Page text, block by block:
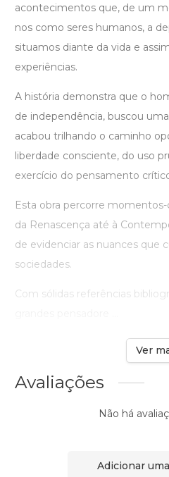
acontecimentos que, de um
nos como seres humanos, a
situamos diante da vida e
experiências.
A história demonstra que o
de independência, buscou
acabou trilhando o caminho
liberdade consciente, do uso
exercício do pensamento
Esta obra percorre
da Renascença até à
de evidenciar as nuances que
sociedades.
Com sólidas referências
Ver
Avaliações
Não há
Adicionar